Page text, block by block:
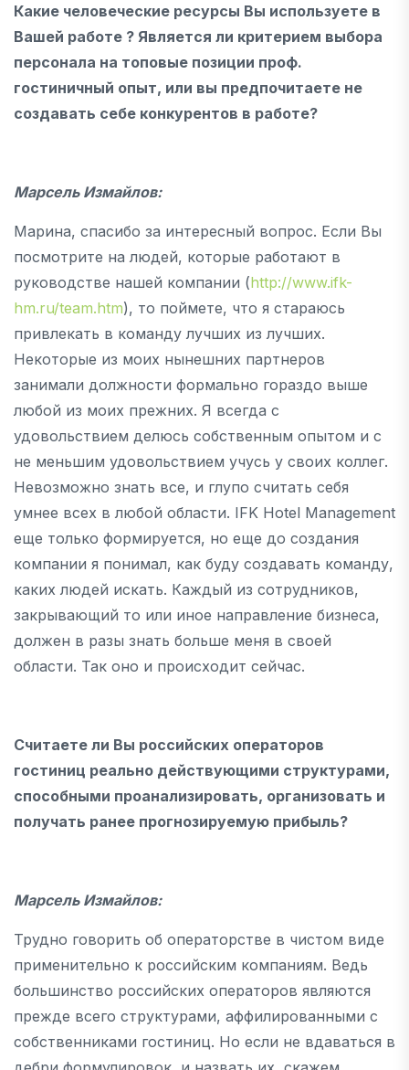
Какие человеческие ресурсы Вы используете в
Вашей работе ? Является ли критерием выбора
персонала на топовые позиции проф.
гостиничный опыт, или вы предпочитаете не
создавать себе конкурентов в работе?
Марсель Измайлов:
Марина, спасибо за интересный вопрос. Если Вы
посмотрите на людей, которые работают в
руководстве нашей компании (http://www.ifk-
hm.ru/team.htm), то поймете, что я стараюсь
привлекать в команду лучших из лучших.
Некоторые из моих нынешних партнеров
занимали должности формально гораздо выше
любой из моих прежних. Я всегда с
удовольствием делюсь собственным опытом и с
не меньшим удовольствием учусь у своих коллег.
Невозможно знать все, и глупо считать себя
умнее всех в любой области. IFK Hotel Management
еще только формируется, но еще до создания
компании я понимал, как буду создавать команду,
каких людей искать. Каждый из сотрудников,
закрывающий то или иное направление бизнеса,
должен в разы знать больше меня в своей
области. Так оно и происходит сейчас.
Считаете ли Вы российских операторов
гостиниц реально действующими структурами,
способными проанализировать, организовать и
получать ранее прогнозируемую прибыль?
Марсель Измайлов:
Трудно говорить об операторстве в чистом виде
применительно к российским компаниям. Ведь
большинство российских операторов являются
прежде всего структурами, аффилированными с
собственниками гостиниц. Но если не вдаваться в